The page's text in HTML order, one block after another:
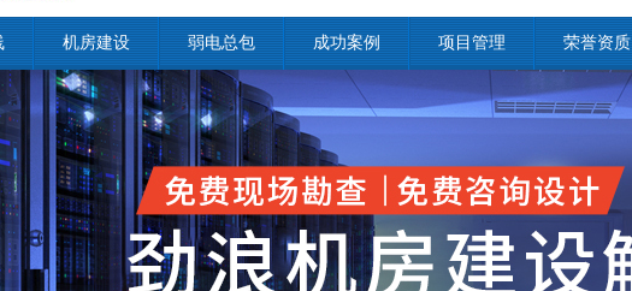
机房建设 弱电总包 成功案例 项目管理 荣誉资质